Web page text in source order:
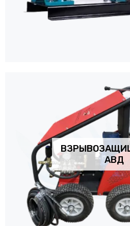
АВД